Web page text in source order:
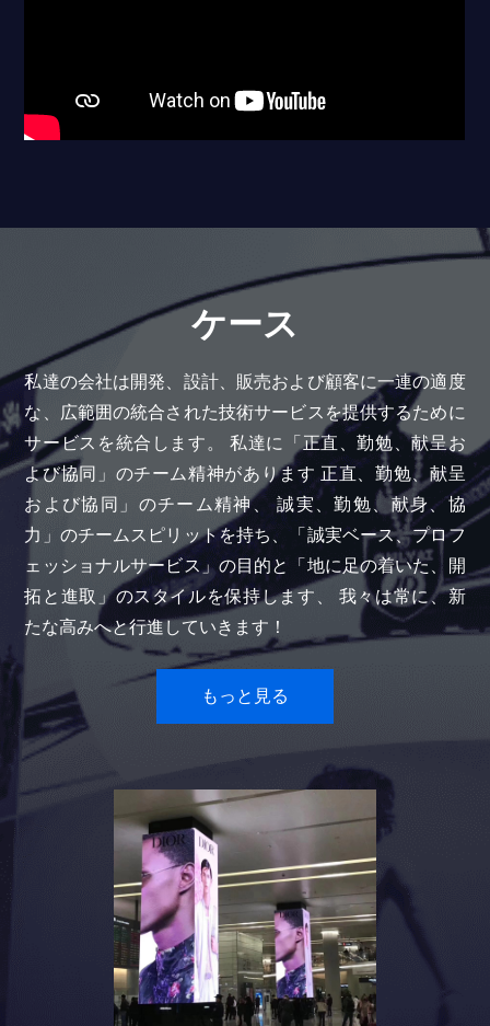
ケース
私達の会社は開発、設計、販売および顧客に一連の適度
な、広範囲の統合された技術サービスを提供するために
サービスを統合します。 私達に「正直、勤勉、献呈お
よび協同」のチーム精神があります 正直、勤勉、献呈
および協同」のチーム精神、 誠実、勤勉、献身、協
力」のチームスピリットを持ち、「誠実ベース、プロフ
ェッショナルサービス」の目的と「地に足の着いた、開
拓と進取」のスタイルを保持します、 我々は常に、新
たな高みへと行進していきます！
もっと見る